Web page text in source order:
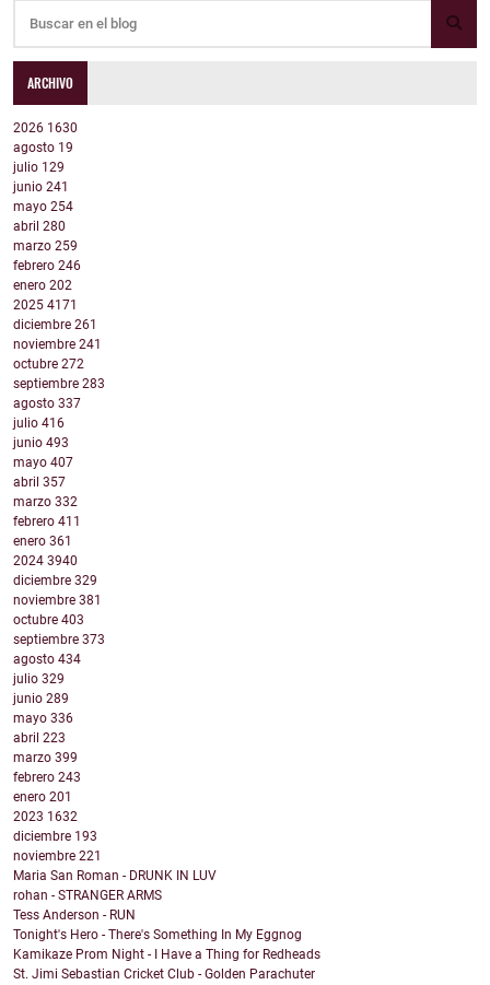
ARCHIVO
2026 1630
agosto 19
julio 129
junio 241
mayo 254
abril 280
marzo 259
febrero 246
enero 202
2025 4171
diciembre 261
noviembre 241
octubre 272
septiembre 283
agosto 337
julio 416
junio 493
mayo 407
abril 357
marzo 332
febrero 411
enero 361
2024 3940
diciembre 329
noviembre 381
octubre 403
septiembre 373
agosto 434
julio 329
junio 289
mayo 336
abril 223
marzo 399
febrero 243
enero 201
2023 1632
diciembre 193
noviembre 221
Maria San Roman - DRUNK IN LUV
rohan - STRANGER ARMS
Tess Anderson - RUN
Tonight's Hero - There's Something In My Eggnog
Kamikaze Prom Night - I Have a Thing for Redheads
St. Jimi Sebastian Cricket Club - Golden Parachuter